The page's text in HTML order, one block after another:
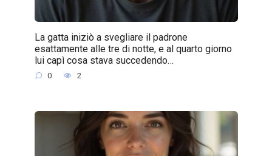
La gatta iniziò a svegliare il padrone
esattamente alle tre di notte, e al quarto giorno
lui capì cosa stava succedendo…
0 2